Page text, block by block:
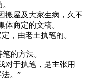
搬屋及大家生病，久不
体商定的文稿。
，由老王执笔的。
的方法。
对于执笔，是主张用
。”